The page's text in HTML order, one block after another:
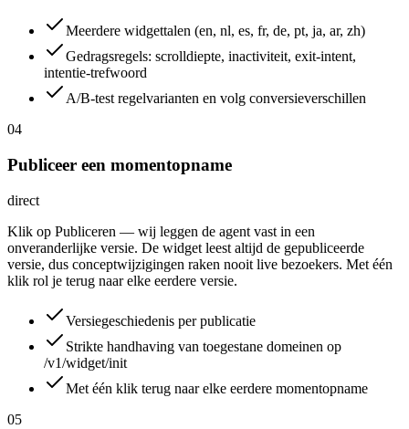
Meerdere widgettalen (en, nl, es, fr, de, pt, ja, ar, zh)
Gedragsregels: scrolldiepte, inactiviteit, exit-intent,
intentie-trefwoord
A/B-test regelvarianten en volg conversieverschillen
04
Publiceer een momentopname
direct
Klik op Publiceren — wij leggen de agent vast in een
onveranderlijke versie. De widget leest altijd de gepubliceerde
versie, dus conceptwijzigingen raken nooit live bezoekers. Met één
klik rol je terug naar elke eerdere versie.
Versiegeschiedenis per publicatie
Strikte handhaving van toegestane domeinen op
/v1/widget/init
Met één klik terug naar elke eerdere momentopname
05